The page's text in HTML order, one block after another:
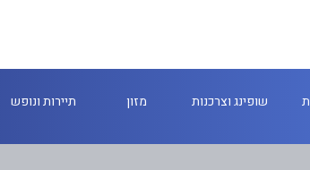
שופינג וצרכנות מזון תיירות ונופש